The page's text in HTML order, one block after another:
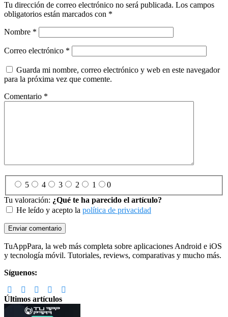
Tu dirección de correo electrónico no será publicada. Los campos
obligatorios están marcados con *
Nombre *
Correo electrónico *
Guarda mi nombre, correo electrónico y web en este navegador
para la próxima vez que comente.
Comentario *
5 4 3 2 1
0
Tu valoración: ¿Qué te ha parecido el artículo?
He leído y acepto la política de privacidad
Footer
TuAppPara, la web más completa sobre aplicaciones Android e iOS
y tecnología móvil. Tutoriales, reviews, comparativas y mucho más.
Síguenos:
Últimos artículos